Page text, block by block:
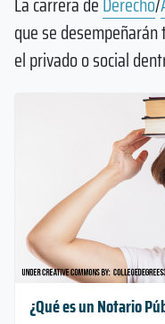
que se
el privado o social
¿Qué es un Notario